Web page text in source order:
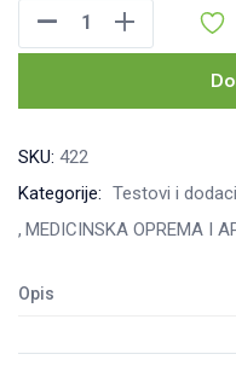
čašica
urinokulturu,
količina
SKU: 422
Kategorije: Testovi i dodaci
MEDICINSKA OPREMA I
Opis